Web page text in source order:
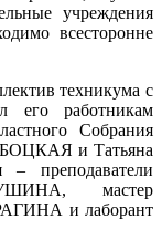
учреждения
всесторонне
техникума с
его работникам
Собрания
и Татьяна
– преподаватели
мастер
и лаборант